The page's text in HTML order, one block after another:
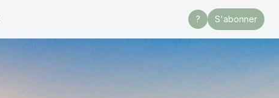
? S'abonner